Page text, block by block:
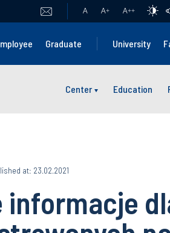
A A+ A++
Graduate University
Center Education
at: 23.02.2021
informacje